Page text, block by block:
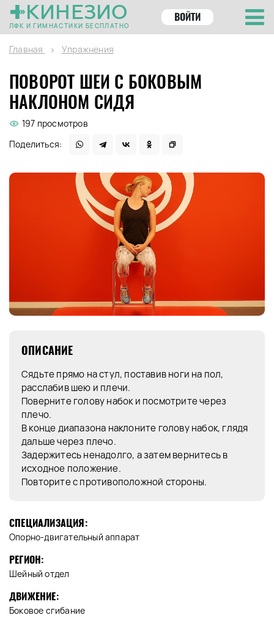
КИНЕЗИО
ЛФК И ГИМНАСТИКИ БЕСПЛАТНО
ВОЙТИ
Главная Упражнения
ПОВОРОТ ШЕИ С БОКОВЫМ
НАКЛОНОМ СИДЯ
197 просмотров
Поделиться:
ОПИСАНИЕ
Сядьте прямо на стул, поставив ноги на пол,
расслабив шею и плечи.
Поверните голову набок и посмотрите через
плечо.
В конце диапазона наклоните голову набок, глядя
дальше через плечо.
Задержитесь ненадолго, а затем вернитесь в
исходное положение.
Повторите с противоположной стороны.
СПЕЦИАЛИЗАЦИЯ:
Опорно-двигательный аппарат
РЕГИОН:
Шейный отдел
ДВИЖЕНИЕ:
Боковое сгибание